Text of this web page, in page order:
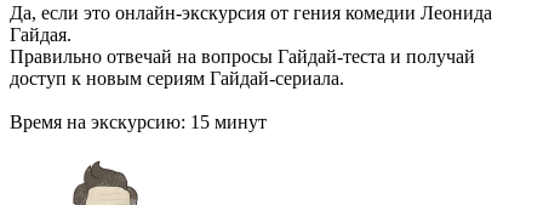
Да, если это онлайн-экскурсия от гения комедии Леонида
Гайдая.
Правильно отвечай на вопросы Гайдай-теста и получай
доступ к новым сериям Гайдай-сериала.
Время на экскурсию: 15 минут